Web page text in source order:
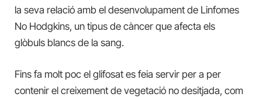
la seva relació amb el desenvolupament de Linfomes
No Hodgkins, un tipus de càncer que afecta els
glòbuls blancs de la sang.
Fins fa molt poc el glifosat es feia servir per a per
contenir el creixement de vegetació no desitjada, com